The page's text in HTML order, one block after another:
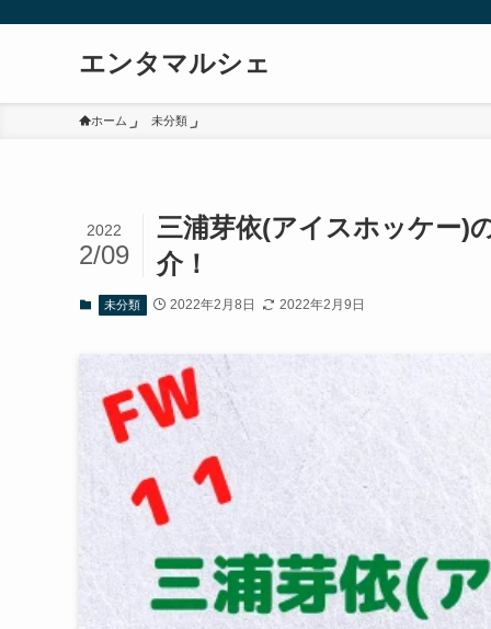
エンタマルシェ
ホーム 未分類
三浦芽依(アイスホッケー)
介！
2022
2/09
未分類 2022年2月8日 2022年2月9日